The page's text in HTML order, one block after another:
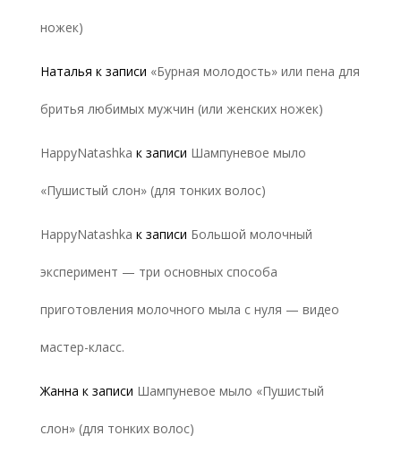
ножек)
Наталья к записи «Бурная молодость» или пена для
бритья любимых мужчин (или женских ножек)
HappyNatashka к записи Шампуневое мыло
«Пушистый слон» (для тонких волос)
HappyNatashka к записи Большой молочный
эксперимент — три основных способа
приготовления молочного мыла с нуля — видео
мастер-класс.
Жанна к записи Шампуневое мыло «Пушистый
слон» (для тонких волос)